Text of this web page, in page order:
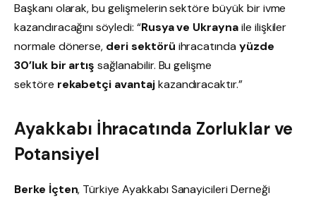
Başkanı olarak, bu gelişmelerin sektöre büyük bir ivme
kazandıracağını söyledi: “Rusya ve Ukraynaile ilişkiler
normale dönerse, deri sektörü ihracatındayüzde
30’luk bir artış sağlanabilir. Bu gelişme
sektöre rekabetçi avantajkazandıracaktır.”
Ayakkabı İhracatında Zorluklar ve
Potansiyel
Berke İçten, Türkiye Ayakkabı Sanayicileri Derneği